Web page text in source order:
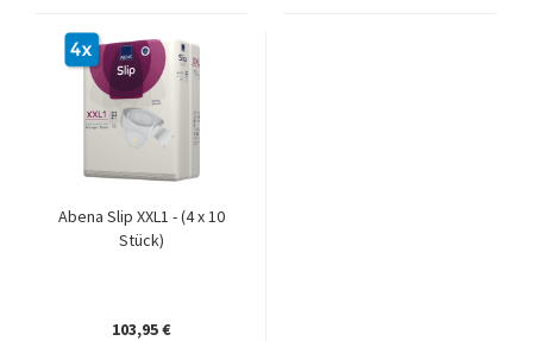
Abena Slip XXL1 - (4 x 10
Stück)
103,95 €